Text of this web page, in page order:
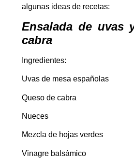
algunas ideas de recetas:
Ensalada de uvas
cabra
Ingredientes:
Uvas de mesa españolas
Queso de cabra
Nueces
Mezcla de hojas verdes
Vinagre balsámico